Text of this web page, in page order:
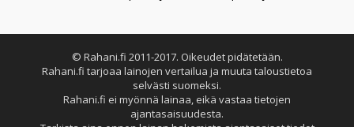
© Rahani.fi 2011-2017. Oikeudet pidätetään.
Rahani.fi tarjoaa lainojen vertailua ja muuta taloustietoa
selvästi suomeksi.
Rahani.fi ei myönnä lainaa, eikä vastaa tietojen
ajantasaisuudesta.